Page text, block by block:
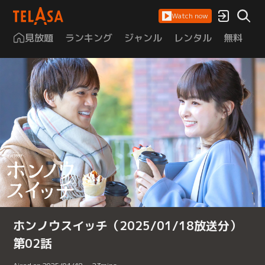
Watch now
見放題 ランキング ジャンル レンタル 無料
ホンノウスイッチ（2025/01/18放送分）
第02話